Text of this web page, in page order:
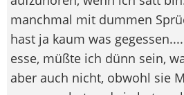
manchmal mit dummen
hast ja kaum was
esse, müßte ich dünn sein,
aber auch nicht, obwohl sie